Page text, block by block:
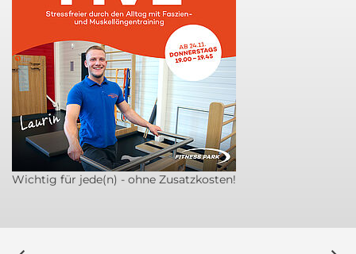
Wichtig für jede(n) - ohne Zusatzkosten!